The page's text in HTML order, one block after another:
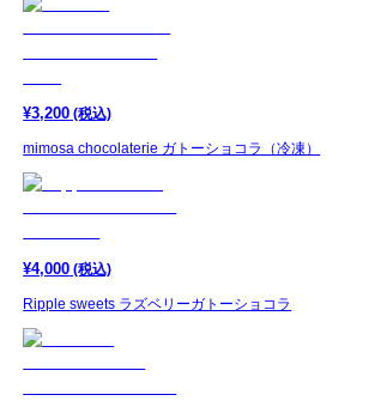
¥3,200 (税込)
mimosa chocolaterie ガトーショコラ（冷凍）
¥4,000 (税込)
Ripple sweets ラズベリーガトーショコラ